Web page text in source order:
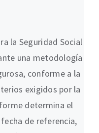
la Seguridad Social
una metodología
conforme a la
exigidos por la
determina el
de referencia,